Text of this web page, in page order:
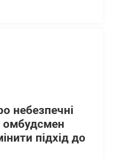
небезпечні
омбудсмен
підхід до